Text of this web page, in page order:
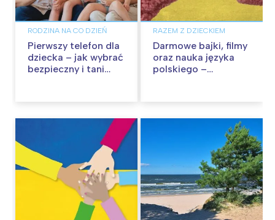
RODZINA NA CO DZIEŃ
Pierwszy telefon dla
dziecka – jak wybrać
bezpieczny i tani
RAZEM Z DZIECKIEM
Darmowe bajki, filmy
oraz nauka języka
polskiego –